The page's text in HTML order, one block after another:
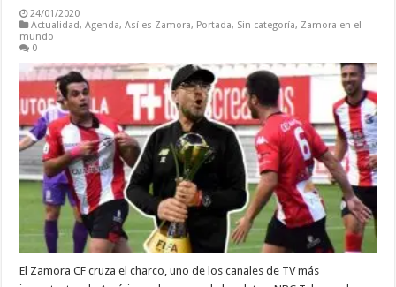
24/01/2020
Actualidad,Agenda,Así es Zamora, Portada, Sin categoría, Zamora en el
mundo
0
El Zamora CF cruza el charco, uno de los canales de TV más